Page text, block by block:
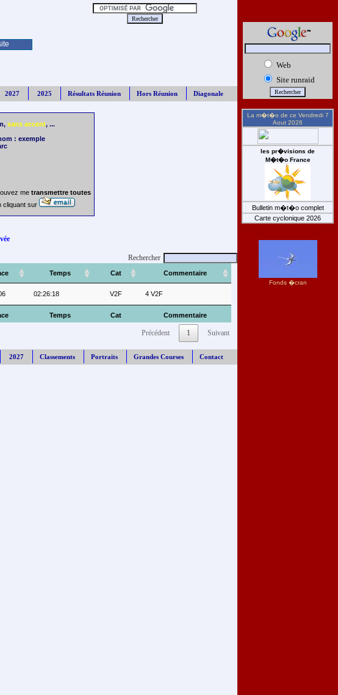
2027 2025 Résultats Réunion Hors Réunion Diagonale
sans accent, ...
: exemple
me transmettre toutes
cliquant sur
Rechercher
Temps Cat Commentaire
Temps Cat Commentaire
02:26:18 V2F 4 V2F
Précédent 1 Suivant
2027 Classements Portraits Grandes Courses Contact
Web
Site runraid
La m�t�o de ce Vendredi 7
Aout 2026
les pr�visions de
M�t�o France
Bulletin m�t�o complet
Carte cyclonique 2026
Fonds �cran